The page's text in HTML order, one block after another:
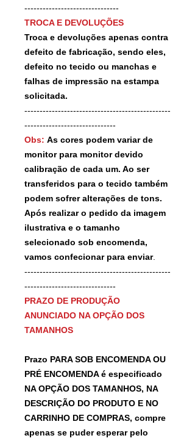
-------------------------------
TROCA E DEVOLUÇÕES
Troca e devoluções apenas contra
defeito de fabricação, sendo eles,
defeito no tecido ou manchas e
falhas de impressão na estampa
solicitada.
------------------------------------------------
------------------------------
Obs: As cores podem variar de
monitor para monitor devido
calibração de cada um. Ao ser
transferidos para o tecido também
podem sofrer alterações de tons.
Após realizar o pedido da imagem
ilustrativa e o tamanho
selecionado sob encomenda,
vamos confecionar para enviar.
------------------------------------------------
------------------------------
PRAZO DE PRODUÇÃO
ANUNCIADO NA OPÇÃO DOS
TAMANHOS
Prazo PARA SOB ENCOMENDA OU
PRÉ ENCOMENDA é especificado
NA OPÇÃO DOS TAMANHOS, NA
DESCRIÇÃO DO PRODUTO E NO
CARRINHO DE COMPRAS, compre
apenas se puder esperar pelo